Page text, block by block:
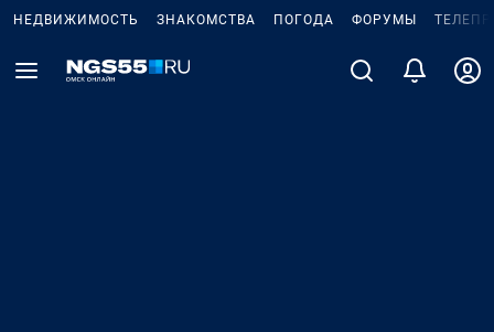
НЕДВИЖИМОСТЬ ЗНАКОМСТВА ПОГОДА ФОРУМЫ